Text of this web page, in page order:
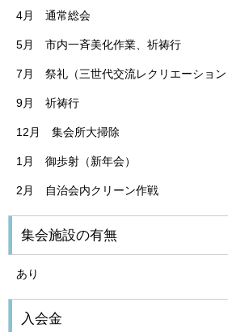
4月 通常総会
5月 市内一斉美化作業、祈祷行
7月 祭礼（三世代交流レクリエーション
9月 祈祷行
12月 集会所大掃除
1月 御歩射（新年会）
2月 自治会内クリーン作戦
集会施設の有無
あり
入会金